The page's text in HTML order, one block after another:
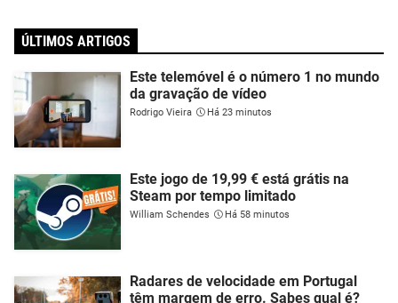
ÚLTIMOS ARTIGOS
Este telemóvel é o número 1 no mundo
da gravação de vídeo
Rodrigo Vieira Há 23 minutos
Este jogo de 19,99 € está grátis na
Steam por tempo limitado
William Schendes Há 58 minutos
Radares de velocidade em Portugal
têm margem de erro. Sabes qual é?